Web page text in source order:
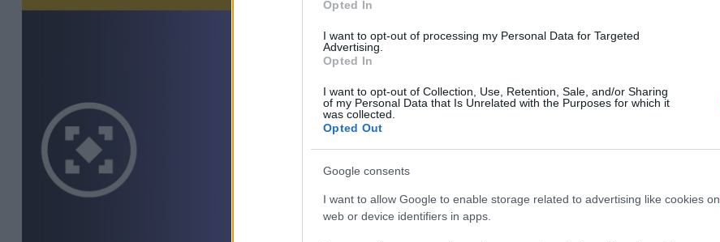
Opted In
I want to opt-out of processing my Personal Data for Targeted
Advertising.
Opted In
I want to opt-out of Collection, Use, Retention, Sale, and/or Sharing
of my Personal Data that Is Unrelated with the Purposes for which it
was collected.
Opted Out
Google consents
I want to allow Google to enable storage related to advertising like cookies on
web or device identifiers in apps.